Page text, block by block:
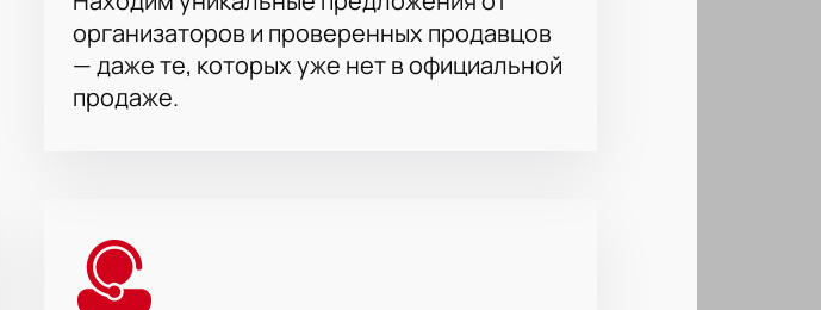
организаторов и проверенных продавцов
— даже те, которых уже нет в официальной
продаже.